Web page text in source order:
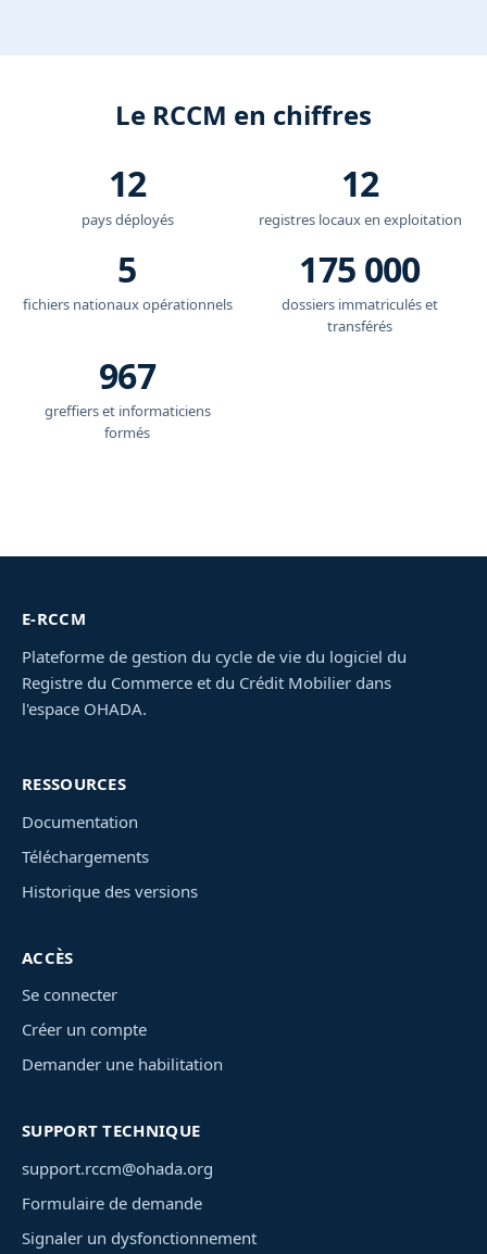
Le RCCM en chiffres
12
pays déployés
12
registres locaux en exploitation
5
fichiers nationaux opérationnels
175 000
dossiers immatriculés et
transférés
967
greffiers et informaticiens
formés
E-RCCM
Plateforme de gestion du cycle de vie du logiciel du
Registre du Commerce et du Crédit Mobilier dans
l'espace OHADA.
RESSOURCES
Documentation
Téléchargements
Historique des versions
ACCÈS
Se connecter
Créer un compte
Demander une habilitation
SUPPORT TECHNIQUE
support.rccm@ohada.org
Formulaire de demande
Signaler un dysfonctionnement